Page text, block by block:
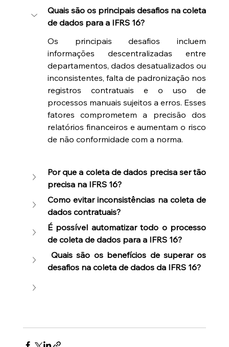
Quais são os principais desafios na coleta
de dados para a IFRS 16?
Os principais desafios incluem
informações descentralizadas entre
departamentos, dados desatualizados ou
inconsistentes, falta de padronização nos
registros contratuais e o uso de
processos manuais sujeitos a erros. Esses
fatores comprometem a precisão dos
relatórios financeiros e aumentam o risco
de não conformidade com a norma.
Por que a coleta de dados precisa ser tão
precisa na IFRS 16?
Como evitar inconsistências na coleta de
dados contratuais?
É possível automatizar todo o processo
de coleta de dados para a IFRS 16?
Quais são os benefícios de superar os
desafios na coleta de dados da IFRS 16?